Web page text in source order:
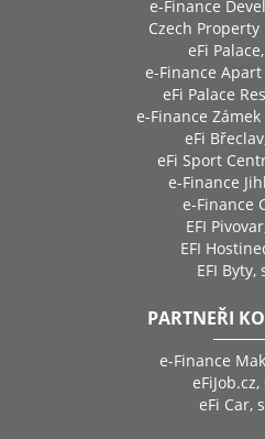
e-Finance
Czech Property
eFi
e-Finance
eFi Palace
e-Finance Zámek
eFi
eFi Sport
e-Finance
e-Finance
EFI
EFI
EFI Byty,
PARTNEŘI
e-Finance
eFi Car,